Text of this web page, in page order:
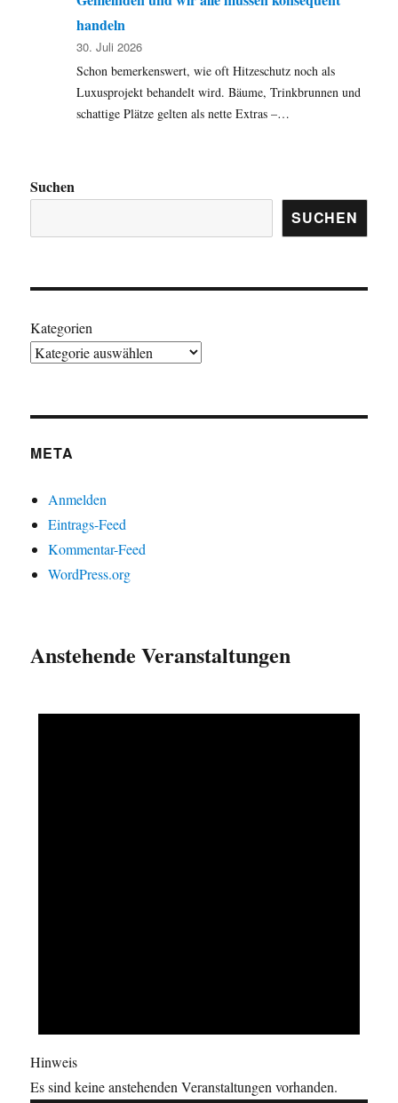
handeln
30. Juli 2026
Schon bemerkenswert, wie oft Hitzeschutz noch als
Luxusprojekt behandelt wird. Bäume, Trinkbrunnen und
schattige Plätze gelten als nette Extras –…
Suchen
SUCHEN
Kategorien
META
Anmelden
Eintrags-Feed
Kommentar-Feed
WordPress.org
Anstehende Veranstaltungen
Hinweis
Es sind keine anstehenden Veranstaltungen vorhanden.